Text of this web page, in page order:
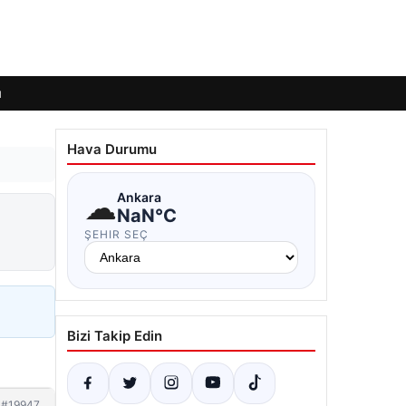
Hava Durumu
☁Ankara
NaN°C
ŞEHIR SEÇ
Bizi Takip Edin